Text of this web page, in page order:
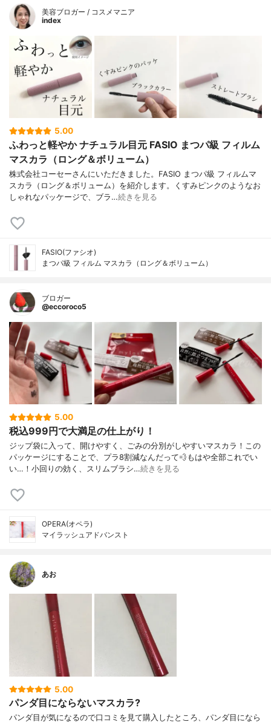
美容ブロガー / コスメマニア
index
5.00
ふわっと軽やか ナチュラル目元 FASIO まつパ級 フィルム
マスカラ（ロング＆ボリューム）
株式会社コーセーさんにいただきました。FASIO まつパ級 フィルムマ
スカラ（ロング＆ボリューム）を紹介します。くすみピンクのようなお
しゃれなパッケージで、ブラ…続きを見る
FASIO(ファシオ)
まつパ級 フィルム マスカラ（ロング＆ボリューム）
ブロガー
@eccoroco5
5.00
税込999円で大満足の仕上がり！
ジップ袋に入って、開けやすく、ごみの分別がしやすいマスカラ！この
パッケージにすることで、プラ8割減なんだって💨もはや全部これでい
い…！小回りの効く、スリムブラシ…続きを見る
OPERA(オペラ)
マイラッシュアドバンスト
あお
5.00
パンダ目にならないマスカラ?
パンダ目が気になるので口コミを見て購入したところ、パンダ目になら